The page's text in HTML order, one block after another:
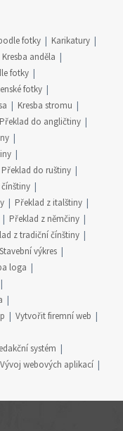
fotky
Karikatury
Kresba anděla
fotky
fotky
Kresba stromu
Překlad do angličtiny
Překlad do ruštiny
Překlad z italštiny
Překlad z němčiny
z tradiční čínštiny
Stavební výkres
loga
Vytvořit firemní web
systém
Vývoj webových aplikací